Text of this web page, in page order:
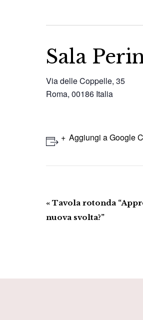
Sala
Via delle Coppelle, 35
Roma, 00186 Italia
Aggiungi a Google
Evento
« Tavola rotonda
nuova svolta?”